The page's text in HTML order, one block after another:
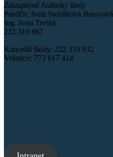
Zástupkyně ředitelky školy
PaedDr. Iveta Stehlíková Bassyová
Ing. Iveta Trefná
222 319 867
Kancelář školy: 222 319 932
Vrátnice: 773 617 414